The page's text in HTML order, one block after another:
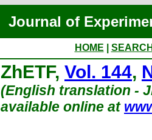
Journal of
HOME
ZhETF, Vol. 144,
(English translation -
available online at